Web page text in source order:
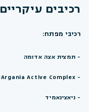
רכיבים עיקריים
רכיבי מפתח:
- תמצית אצה אדומה
- Argania Active Complex™ הפטנט הבלעדי של FRÉ
- ניאצינאמיד